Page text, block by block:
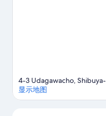
4-3 Udagawacho,
显示地图